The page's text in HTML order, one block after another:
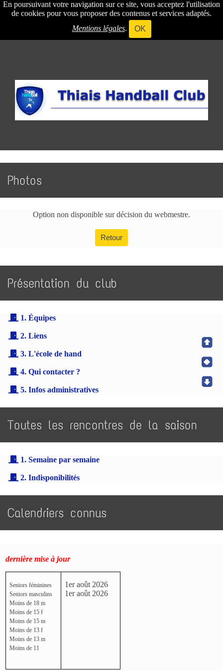
En poursuivant votre navigation sur ce site, vous acceptez l'utilisation
de cookies pour vous proposer des contenus et services adaptés.
Mentions légales. OK
Photos
Option non disponible sur décision du webmestre.
Retour
Présentation du club
1. Équipes
2. Liens
3. L'école de hand
4. Qui contacter ?
5. Infos administratives
Toutes les rencontres de la saison
1. Semaine par semaine
2. Indisponibilités
Calendriers connus
dernière mise à jour
Seniors féminines
Seniors masculins
Moins de 18 m
Moins de 15 f
Moins de 15 m
Moins de 13 f
Moins de 13 m
Moins de 11
1er août 2026
1er août 2026